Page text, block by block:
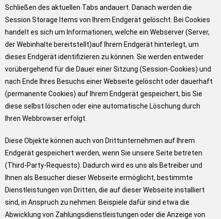
Schließen des aktuellen Tabs andauert. Danach werden die
Session Storage Items von Ihrem Endgerät gelöscht. Bei Cookies
handelt es sich um Informationen, welche ein Webserver (Server,
der Webinhalte bereitstellt)auf Ihrem Endgerät hinterlegt, um
dieses Endgerät identifizieren zu können. Sie werden entweder
vorübergehend für die Dauer einer Sitzung (Session-Cookies) und
nach Ende Ihres Besuchs einer Webseite gelöscht oder dauerhaft
(permanente Cookies) auf Ihrem Endgerät gespeichert, bis Sie
diese selbst löschen oder eine automatische Löschung durch
Ihren Webbrowser erfolgt.
Diese Objekte können auch von Drittunternehmen auf Ihrem
Endgerät gespeichert werden, wenn Sie unsere Seite betreten
(Third-Party-Requests). Dadurch wird es uns als Betreiber und
Ihnen als Besucher dieser Webseite ermöglicht, bestimmte
Dienstleistungen von Dritten, die auf dieser Webseite installiert
sind, in Anspruch zu nehmen. Beispiele dafür sind etwa die
Abwicklung von Zahlungsdienstleistungen oder die Anzeige von